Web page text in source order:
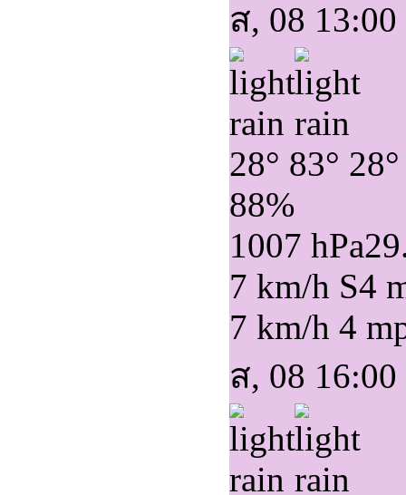
ส, 08 13:00
28° 83° 28°
88%
1007 hPa
7 km/h S4
7 km/h 4
ส, 08 16:00